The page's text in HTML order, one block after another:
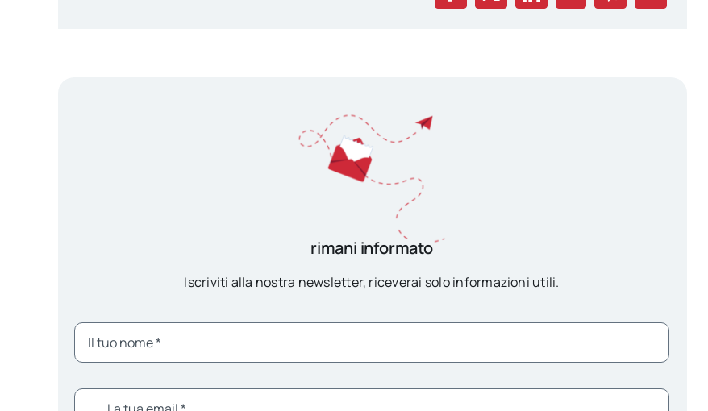
rimani informato
Iscriviti alla nostra newsletter, riceverai solo informazioni utili.